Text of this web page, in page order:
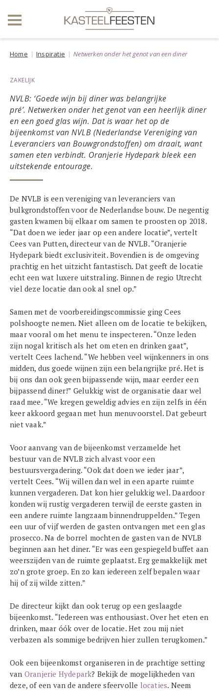
Home Inspiratie Netwerken onder het genot van een diner
ZAKELIJK
NVLB: ‘Goede wijn bij diner was belangrijke
pré’. Netwerken onder het genot van een heerlijk diner
en een goed glas wijn. Dat is waar het op de
bijeenkomst van NVLB (Nederlandse Vereniging van
Leveranciers van Bouwgrondstoffen) om draait, want
samen eten verbindt. Oranjerie Hydepark bleek een
uitstekende entourage.
De NVLB is een vereniging van leveranciers van
bulkgrondstoffen voor de Nederlandse bouw. De negentig
gasten kwamen bij elkaar om samen te proosten op 2018.
“Dat doen we ieder jaar op een andere locatie”, vertelt
Cees van Putten, directeur van de NVLB. “Oranjerie
Hydepark biedt exclusiviteit. Bovendien is de omgeving
prachtig en het uitzicht fantastisch. Dat geeft de locatie
echt een wat luxere uitstraling. Binnen de regio Utrecht
viel deze locatie dan ook al snel op.”
Samen met de voorbereidingscommissie ging Cees
polshoogte nemen. Niet alleen om de locatie te bekijken,
maar vooral om het menu te inspecteren. “Onze leden
zijn nogal kritisch als het om eten en drinken gaat”,
vertelt Cees lachend. “We hebben veel wijnkenners in ons
midden, dus goede wijnen zijn een belangrijke pré. Het is
bij ons dan ook geen bijpassende wijn, maar eerder een
bijpassend diner!” Gelukkig wist de organisatie daar wel
raad mee. “We kregen geweldig advies en zijn zelfs in één
keer akkoord gegaan met hun menuvoorstel. Dat gebeurt
niet vaak.”
Voor aanvang van de bijeenkomst verzamelde het
bestuur van de NVLB zich alvast voor een
bestuursvergadering. “Ook dat doen we ieder jaar”,
vertelt Cees. “Wij willen dan wel in een aparte ruimte
kunnen vergaderen. Dat kon hier gelukkig wel. Daardoor
konden wij rustig vergaderen terwijl de eerste gasten in
een andere ruimte langzaam binnendruppelden.” Tegen
een uur of vijf werden de gasten ontvangen met een glas
prosecco. Na de borrel mochten de gasten van de NVLB
beginnen aan het diner. “Er was een gespiegeld buffet aan
weerszijden van de ruimte geplaatst. Erg gemakkelijk met
zo’n grote groep. En zo kan iedereen zelf bepalen waar
hij of zij wilde zitten.”
De directeur kijkt dan ook terug op een geslaagde
bijeenkomst. “Iedereen was enthousiast. Over het eten en
drinken, maar óók over de locatie. Het zou mij niet
verbazen als sommige bedrijven hier zullen terugkomen.”
Ook een bijeenkomst organiseren in de prachtige setting
van Oranjerie Hydepark? Bekijk de mogelijkheden van
deze, of een van de andere sfeervolle locaties. Neem